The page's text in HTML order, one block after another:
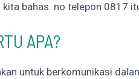
bahas. no telepon 0817
APA?
untuk berkomunikasi